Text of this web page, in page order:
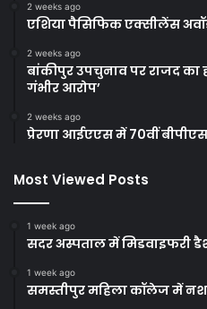
2 weeks ago
एशिया पैसिफिक एक्सीलेंस
2 weeks ago
बांकीपुर उपचुनाव पर राजद
गंभीर आरोप’
2 weeks ago
प्रेरणा आईएएस में 70वीं
Most Viewed Posts
1 week ago
सदर अस्पताल में मिडवाइफरी
1 week ago
समस्तीपुर महिला कॉलेज में